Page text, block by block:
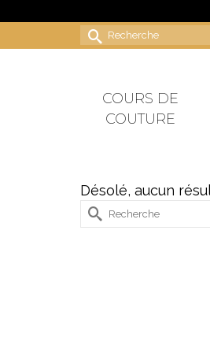
Rechercher :
COURS DE
COUTURE
Désolé, aucun
Rechercher :